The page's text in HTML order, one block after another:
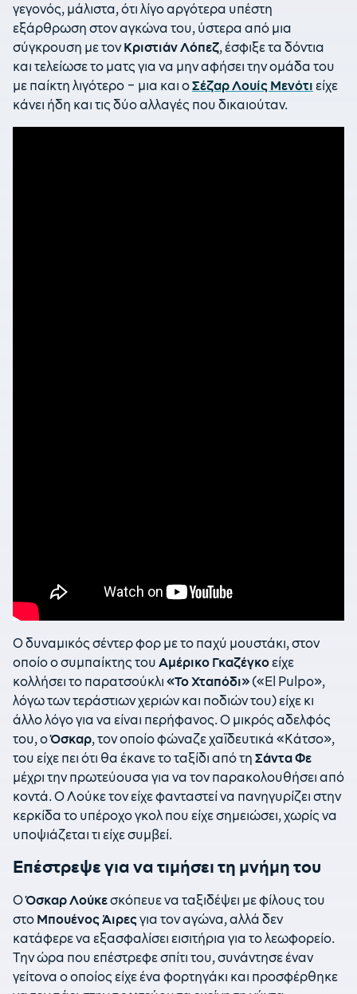
γεγονός, μάλιστα, ότι λίγο αργότερα υπέστη
εξάρθρωση στον αγκώνα του, ύστερα από μια
σύγκρουση με τονΚριστιάν Λόπεζ, έσφιξε τα δόντια
και τελείωσε το ματς για να μην αφήσει την ομάδα του
με παίκτη λιγότερο – μια και οΣέζαρ Λουίς Μενότι είχε
κάνει ήδη και τις δύο αλλαγές που δικαιούταν.
Ο δυναμικός σέντερ φορ με το παχύ μουστάκι, στον
οποίο ο συμπαίκτης του Αμέρικο Γκαζέγκοείχε
κολλήσει το παρατσούκλι «Το Χταπόδι» («El Pulpo»,
λόγω των τεράστιων χεριών και ποδιών του) είχε κι
άλλο λόγο για να είναι περήφανος. Ο μικρός αδελφός
του, οΌσκαρ, τον οποίο φώναζε χαϊδευτικά «Κάτσο»,
του είχε πει ότι θα έκανε το ταξίδι από τη Σάντα Φε
μέχρι την πρωτεύουσα για να τον παρακολουθήσει από
κοντά. Ο Λούκε τον είχε φανταστεί να πανηγυρίζει στην
κερκίδα το υπέροχο γκολ που είχε σημειώσει, χωρίς να
υποψιάζεται τι είχε συμβεί.
Επέστρεψε για να τιμήσει τη μνήμη του
ΟΌσκαρ Λούκεσκόπευε να ταξιδέψει με φίλους του
στο Μπουένος Άιρεςγια τον αγώνα, αλλά δεν
κατάφερε να εξασφαλίσει εισιτήρια για το λεωφορείο.
Την ώρα που επέστρεφε σπίτι του, συνάντησε έναν
γείτονα ο οποίος είχε ένα φορτηγάκι και προσφέρθηκε